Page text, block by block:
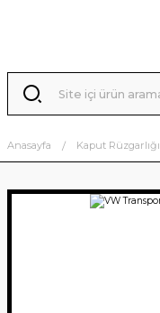
Anasayfa Kaput Rüzgarlığı